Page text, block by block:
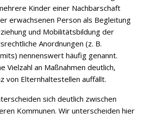
Kinder einer Nachbarschaft
erwachsenen Person als Begleitung
und Mobilitäts­bildung der
Anordnungen (z. B.
nennenswert häufig genannt.
Vielzahl an Maßnahmen deutlich,
von Elternhaltestellen auffällt.
sich deutlich zwischen
Kommunen. Wir unterscheiden hier